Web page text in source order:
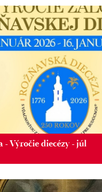
- Výročie diecézy - júl